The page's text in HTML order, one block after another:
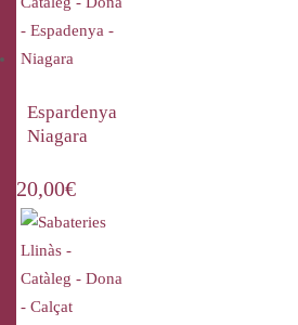
Espardenya
Niagara
20,00€